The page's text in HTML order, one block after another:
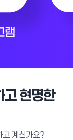
고 현명한
고 계신가요?